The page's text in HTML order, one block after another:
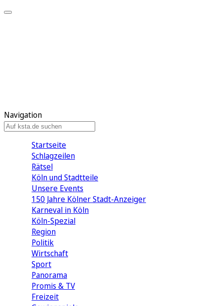
Navigation
Startseite
Schlagzeilen
Rätsel
Köln und Stadtteile
Unsere Events
150 Jahre Kölner Stadt-Anzeiger
Karneval in Köln
Köln-Spezial
Region
Politik
Wirtschaft
Sport
Panorama
Promis & TV
Freizeit